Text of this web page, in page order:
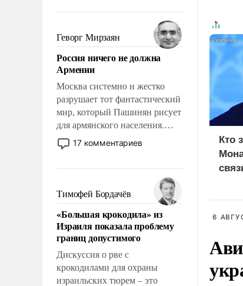
Сложившаяся ситуация
означает многолетний период
уязвимости США, например,
перед Китаем.
Геворг Мирзаян
Россия ничего не должна
Армении
Москва системно и жестко
разрушает тот фантастический
мир, который Пашинян рисует
для армянского населения.
Мир, где политические
прожекты будут безусловно
налогоплательщиков и где
Еревану за свои поступки не
нужно отвечать.
17 комментариев
Тимофей Бордачёв
«Большая крокодила» из
Израиля показала проблему
границ допустимого
Дискуссия о рве с
крокодилами для охраны
израильских тюрем – это
Кто
6